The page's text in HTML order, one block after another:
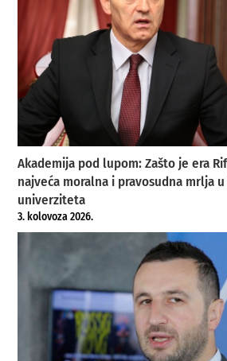
Akademija pod lupom: Zašto je era
najveća moralna i pravosudna mrlja
univerziteta
3. kolovoza 2026.